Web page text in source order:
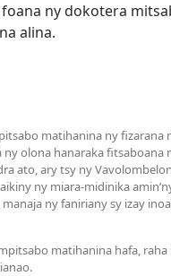
foana ny dokotera
alina.
matihanina ny
olona hanaraka
ato, ary tsy ny
ny miara-midinika
ny faniriany sy izay
matihanina hafa,